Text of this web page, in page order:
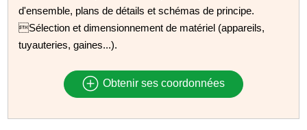
d'ensemble, plans de détails et schémas de principe.
Sélection et dimensionnement de matériel (appareils,
tuyauteries, gaines...).
Obtenir ses coordonnées